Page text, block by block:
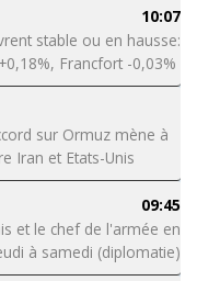
10:07
stable ou en hausse:
Francfort -0,03%
sur Ormuz mène à
Iran et Etats-Unis
09:45
et le chef de l'armée en
à samedi (diplomatie)